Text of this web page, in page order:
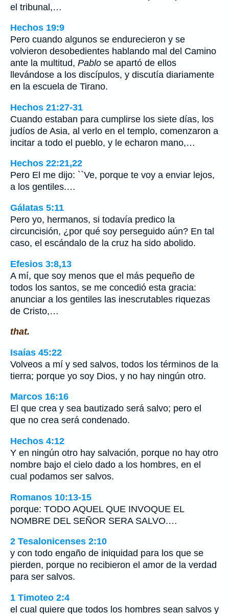
el tribunal,…
Hechos 19:9
Pero cuando algunos se endurecieron y se
volvieron desobedientes hablando mal del Camino
ante la multitud, Pablo se apartó de ellos
llevándose a los discípulos, y discutía diariamente
en la escuela de Tirano.
Hechos 21:27-31
Cuando estaban para cumplirse los siete días, los
judíos de Asia, al verlo en el templo, comenzaron a
incitar a todo el pueblo, y le echaron mano,…
Hechos 22:21,22
Pero El me dijo: ``Ve, porque te voy a enviar lejos,
a los gentiles.…
Gálatas 5:11
Pero yo, hermanos, si todavía predico la
circuncisión, ¿por qué soy perseguido aún? En tal
caso, el escándalo de la cruz ha sido abolido.
Efesios 3:8,13
A mí, que soy menos que el más pequeño de
todos los santos, se me concedió esta gracia:
anunciar a los gentiles las inescrutables riquezas
de Cristo,…
that.
Isaías 45:22
Volveos a mí y sed salvos, todos los términos de la
tierra; porque yo soy Dios, y no hay ningún otro.
Marcos 16:16
El que crea y sea bautizado será salvo; pero el
que no crea será condenado.
Hechos 4:12
Y en ningún otro hay salvación, porque no hay otro
nombre bajo el cielo dado a los hombres, en el
cual podamos ser salvos.
Romanos 10:13-15
porque: TODO AQUEL QUE INVOQUE EL
NOMBRE DEL SEÑOR SERA SALVO.…
2 Tesalonicenses 2:10
y con todo engaño de iniquidad para los que se
pierden, porque no recibieron el amor de la verdad
para ser salvos.
1 Timoteo 2:4
el cual quiere que todos los hombres sean salvos y